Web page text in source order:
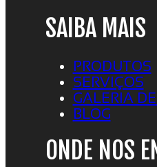
SAIBA MAIS
PRODUTOS
SERVIÇOS
GALERIA
BLOG
ONDE NOS